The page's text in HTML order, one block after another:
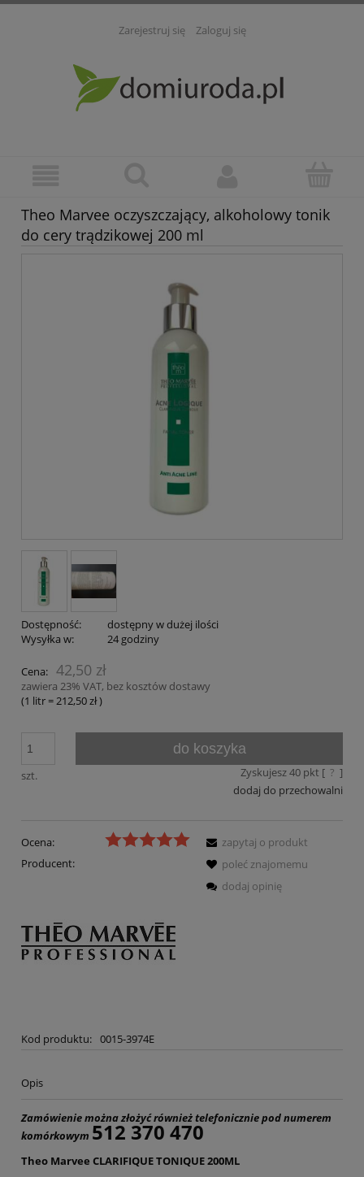
Zarejestruj się Zaloguj się
Theo Marvee oczyszczający, alkoholowy tonik
do cery trądzikowej 200 ml
Dostępność:
dostępny w dużej ilości
Wysyłka w:
24 godziny
Cena: 42,50 zł
zawiera 23% VAT, bez kosztów dostawy
(1 litr=212,50 zł)
szt.
do koszyka
Zyskujesz40pkt [ ? ]
dodaj do przechowalni
Ocena:
Producent:
Kod produktu: 0015-3974E
zapytaj o produkt
poleć znajomemu
dodaj opinię
Opis
Zamówienie można złożyć również telefonicznie pod numerem
komórkowym 512 370 470
Theo Marvee CLARIFIQUE TONIQUE 200ML